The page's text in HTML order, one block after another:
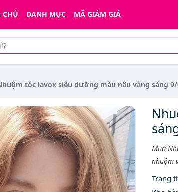
CHỦ DANH MỤC MÃ GIẢM GIÁ
tóc lavox siêu dưỡng màu nâu vàng sáng
Mô
Mua
nhuộm
Trạng